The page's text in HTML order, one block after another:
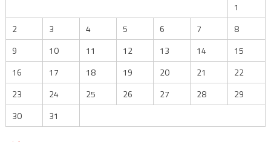
1
2
3 4 5 6 7
8
9
10 11 12 13 14
15
16
17 18 19 20 21
22
23
24 25 26 27 28
29
30
31